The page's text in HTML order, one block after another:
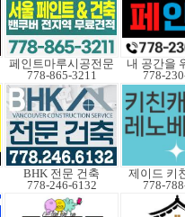
페인트마루시공전문
778-865-3211
내 공간을
778-
BHK 전문 건축
778-246-6132
제이드 키
778-